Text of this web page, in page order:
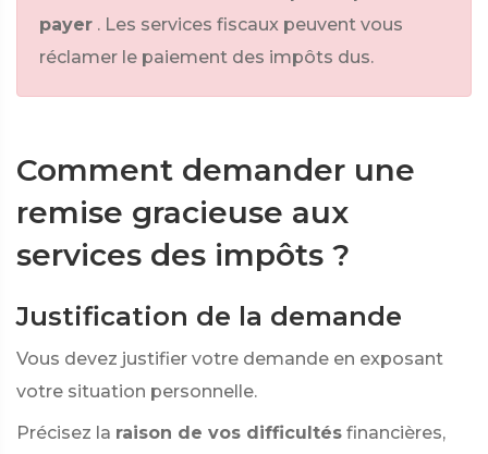
payer . Les services fiscaux peuvent vous
réclamer le paiement des impôts dus.
Comment demander une
remise gracieuse aux
services des impôts ?
Justification de la demande
Vous devez justifier votre demande en exposant
votre situation personnelle.
Précisez la raison de vos difficultés financières,